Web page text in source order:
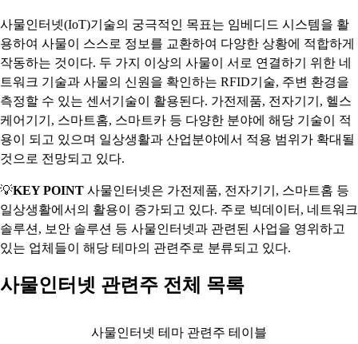
사물인터넷(IoT)기술의 궁극적인 목표는 임베디드 시스템을 활
용하여 사물이 스스로 정보를 교환하여 다양한 상황에 적합하게
작동하는 것이다. 두 가지 이상의 사물이 서로 연결하기 위한 네
트워크 기술과 사물의 신원을 확인하는 RFID기술, 주변 환경을
측정할 수 있는 센서기술이 활용된다. 가전제품, 전자기기, 헬스
케어기기, 스마트홈, 스마트카 등 다양한 분야에 해당 기술이 적
용이 되고 있으며 일상생활과 산업분야에서 적용 범위가 확대될
것으로 전망되고 있다.
💡KEY POINT 사물인터넷은 가전제품, 전자기기, 스마트홈 등
일상생활에서의 활용이 증가되고 있다. 주로 빅데이터, 네트워크
솔루션, 보안 솔루션 등 사물인터넷과 관련된 사업을 영위하고
있는 업체들이 해당 테마의 관련주로 분류되고 있다.
사물인터넷 관련주 전체 목록
사물인터넷 테마 관련주 테이블